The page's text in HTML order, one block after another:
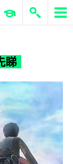
ERP 與商業 AI
睇